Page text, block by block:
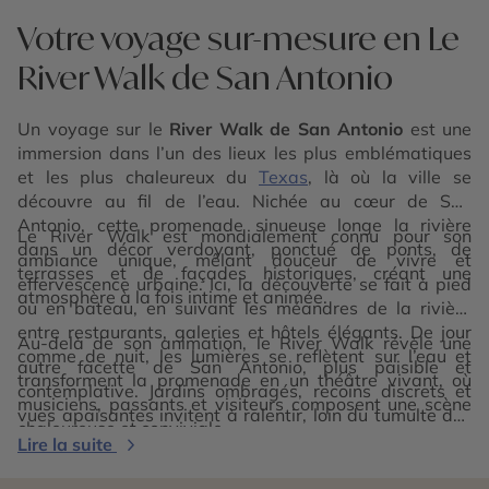
Votre voyage sur-mesure en Le
River Walk de San Antonio
Un voyage sur le River Walk de San Antonio est une
immersion dans l’un des lieux les plus emblématiques
et les plus chaleureux du Texas, là où la ville se
découvre au fil de l’eau. Nichée au cœur de San
Antonio, cette promenade sinueuse longe la rivière
dans un décor verdoyant, ponctué de ponts, de
terrasses et de façades historiques, créant une
atmosphère à la fois intime et animée.
Le River Walk est mondialement connu pour son
ambiance unique, mêlant douceur de vivre et
effervescence urbaine. Ici, la découverte se fait à pied
ou en bateau, en suivant les méandres de la rivière
entre restaurants, galeries et hôtels élégants. De jour
comme de nuit, les lumières se reflètent sur l’eau et
transforment la promenade en un théâtre vivant, où
musiciens, passants et visiteurs composent une scène
chaleureuse et conviviale.
Au-delà de son animation, le River Walk révèle une
autre facette de San Antonio, plus paisible et
contemplative. Jardins ombragés, recoins discrets et
vues apaisantes invitent à ralentir, loin du tumulte des
rues voisines. Explorer le River Walk de San Antonio,
Lire la suite